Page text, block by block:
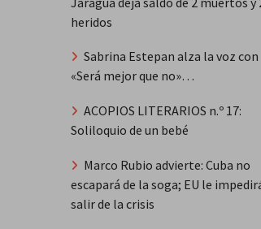
heridos
Sabrina Estepan alza la voz con
«Será mejor que no»…
ACOPIOS LITERARIOS n.º 17:
Soliloquio de un bebé
Marco Rubio advierte: Cuba no
escapará de la soga; EU le
salir de la crisis